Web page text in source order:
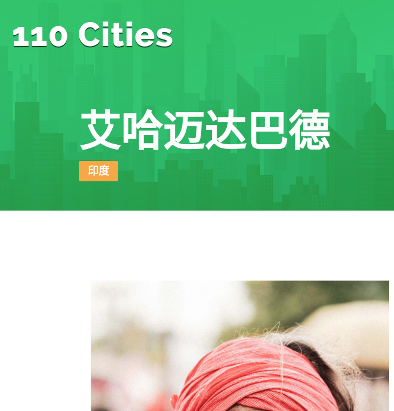
艾哈迈达巴德
印度